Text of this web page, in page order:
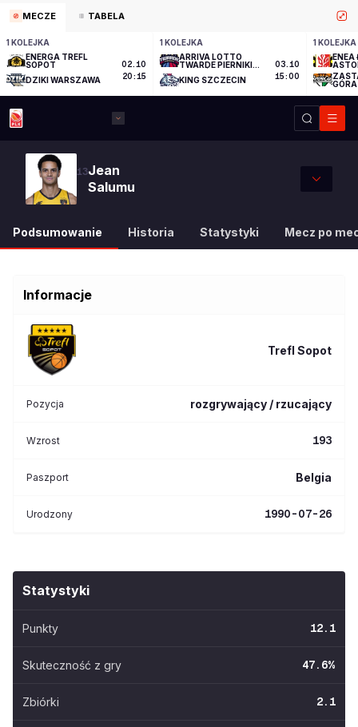
MECZE TABELA
1 KOLEJKA
ENERGA TREFL
SOPOT
DZIKI WARSZAWA
02.10
20:15
1 KOLEJKA
ARRIVA LOTTO
TWARDE PIERNIKI
KING SZCZECIN
03.10
15:00
1 KOLEJKA
ENEA
GÓRA
13Jean
Salumu
Podsumowanie Historia Statystyki Mecz po
Informacje
Trefl Sopot
Pozycja rozgrywający / rzucający
Wzrost 193
Paszport Belgia
Urodzony 1990-07-26
Statystyki
Punkty 12.1
Skuteczność z gry 47.6%
Zbiórki 2.1